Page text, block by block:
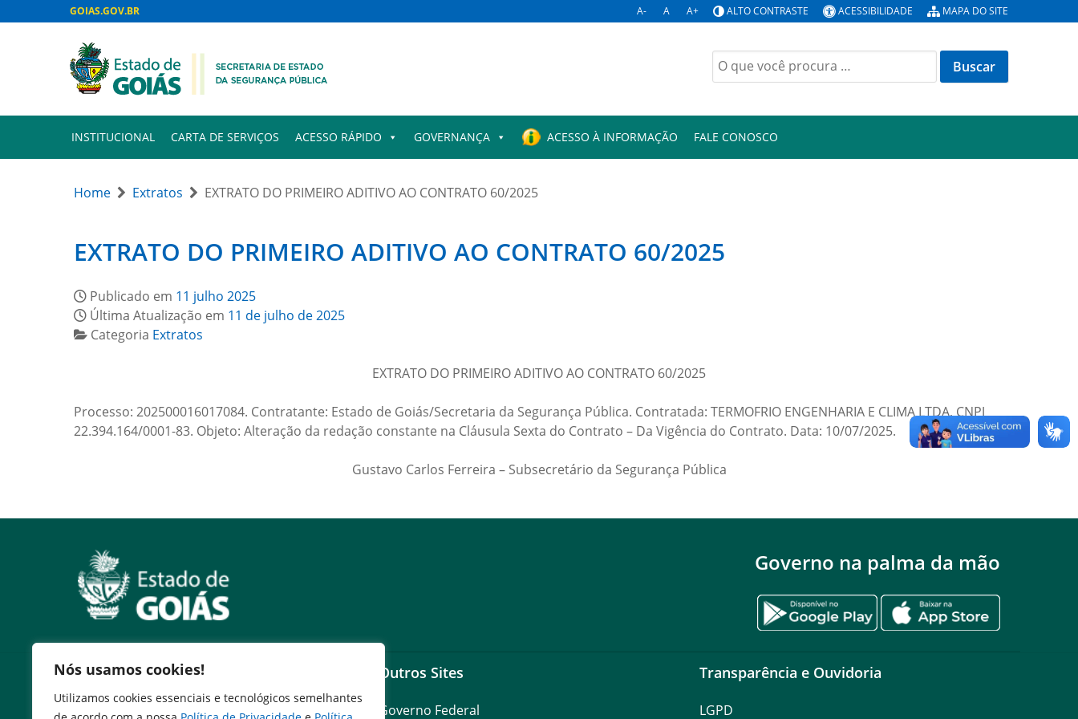
Nós usamos cookies!
Utilizamos cookies essenciais e tecnológicos semelhantes
GOIAS.GOV.BR A- A A+ ALTO CONTRASTE ACESSIBILIDADE MAPA DO SITE
Buscar
por:
INSTITUCIONAL CARTA DE SERVIÇOS ACESSO RÁPIDO GOVERNANÇA ACESSO À INFORMAÇÃO FALE CONOSCO
Home Extratos EXTRATO DO PRIMEIRO ADITIVO AO CONTRATO 60/2025
EXTRATO DO PRIMEIRO ADITIVO AO CONTRATO 60/2025
Publicado em 11 julho 2025
Última Atualização em 11 de julho de 2025
Categoria Extratos
EXTRATO DO PRIMEIRO ADITIVO AO CONTRATO 60/2025
Processo: 202500016017084. Contratante: Estado de Goiás/Secretaria da Segurança Pública. Contratada: TERMOFRIO ENGENHARIA E CLIMA LTDA, CNPJ
22.394.164/0001-83. Objeto: Alteração da redação constante na Cláusula Sexta do Contrato – Da Vigência do Contrato. Data: 10/07/2025.
Gustavo Carlos Ferreira – Subsecretário da Segurança Pública
Governo na palma da mão
Serviços
Expresso Goiás
Outros Sites
Governo Federal
Transparência e Ouvidoria
LGPD